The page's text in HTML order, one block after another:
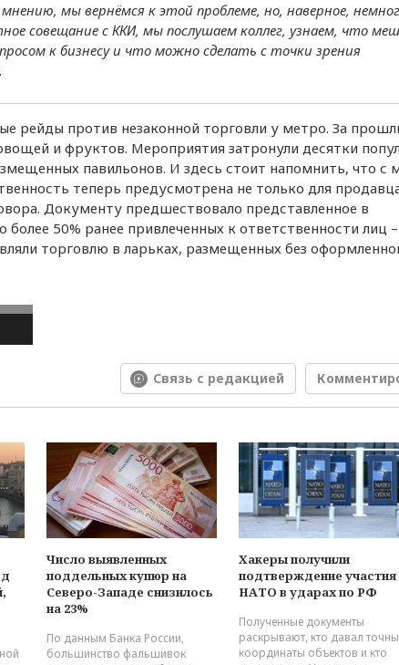
мы вернёмся к этой проблеме, но, наверное,
совещание с ККИ, мы послушаем коллег, узнаем, что
к бизнесу и что можно сделать с точки зрения
рейды против незаконной торговли у метро. За
и фруктов. Мероприятия затронули десятки
павильонов. И здесь стоит напомнить, что с
теперь предусмотрена не только для
Документу предшествовало представленное в
50% ранее привлеченных к ответственности лиц
торговлю в ларьках, размещенных без
Связь с редакцией
Число выявленных
поддельных купюр на
Северо-Западе снизилось
на 23%
По данным Банка России,
большинство фальшивок
Хакеры получили
подтверждение участия
НАТО в ударах по РФ
Полученные документы
раскрывают, кто давал
координаты объектов и кто